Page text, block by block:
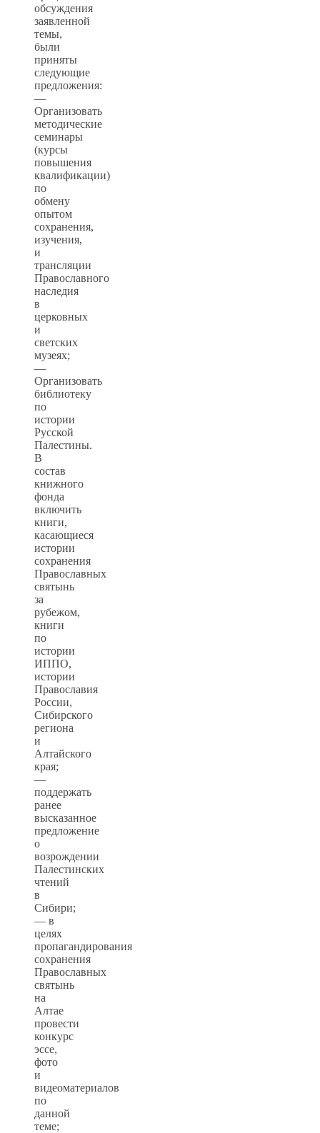
обсуждения
заявленной
темы,
были
приняты
следующие
предложения:
—
Организовать
методические
семинары
(курсы
повышения
квалификации)
по
обмену
опытом
сохранения,
изучения,
и
трансляции
Православного
наследия
в
церковных
и
светских
музеях;
—
Организовать
библиотеку
по
истории
Русской
Палестины.
В
состав
книжного
фонда
включить
книги,
касающиеся
истории
сохранения
Православных
святынь
за
рубежом,
книги
по
истории
ИППО,
истории
Православия
России,
Сибирского
региона
и
Алтайского
края;
—
поддержать
ранее
высказанное
предложение
о
возрождении
Палестинских
чтений
в
Сибири;
— в
целях
пропагандирования
сохранения
Православных
святынь
на
Алтае
провести
конкурс
эссе,
фото
и
видеоматериалов
по
данной
теме;